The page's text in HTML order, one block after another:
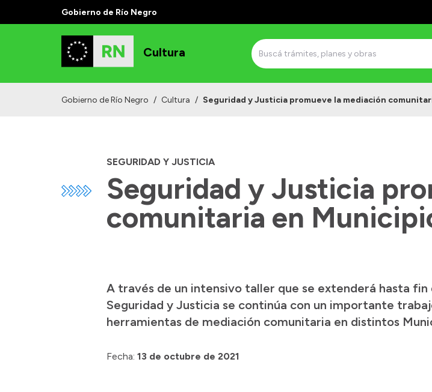
Gobierno de Río Negro
Cultura
Gobierno de Río Negro / Cultura / Seguridad y Justicia promueve la mediación
SEGURIDAD Y JUSTICIA
Seguridad y Justicia
comunitaria en
A través de un intensivo taller que se extenderá hasta
Seguridad y Justicia se continúa con un importante
herramientas de mediación comunitaria en distintos
Fecha: 13 de octubre de 2021